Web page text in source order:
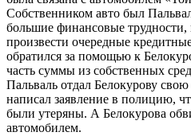
Собственником авто был
большие финансовые трудности,
произвести очередные
обратился за помощью к
часть суммы из собственных
Пальваль отдал Белокурову
написал заявление в полицию,
были утеряны. А Белокурова
автомобилем.